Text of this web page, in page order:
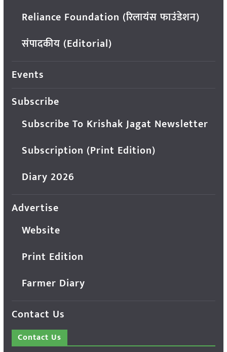
Reliance Foundation (रिलायंस फाउंडेशन)
संपादकीय (Editorial)
Events
Subscribe
Subscribe To Krishak Jagat Newsletter
Subscription (Print Edition)
Diary 2026
Advertise
Website
Print Edition
Farmer Diary
Contact Us
Contact Us